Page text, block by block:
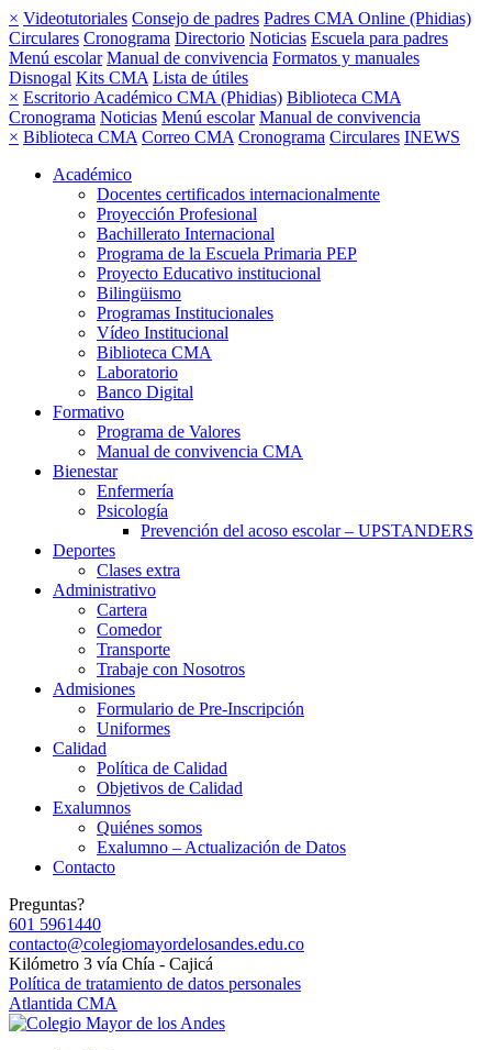
× Videotutoriales Consejo de padres Padres CMA Online (Phidias)
Circulares Cronograma Directorio Noticias Escuela para padres
Menú escolar Manual de convivencia Formatos y manuales
Disnogal Kits CMA Lista de útiles
× Escritorio Académico CMA (Phidias) Biblioteca CMA
Cronograma Noticias Menú escolar Manual de convivencia
× Biblioteca CMA Correo CMA Cronograma Circulares INEWS
Académico
Docentes certificados internacionalmente
Proyección Profesional
Bachillerato Internacional
Programa de la Escuela Primaria PEP
Proyecto Educativo institucional
Bilingüismo
Programas Institucionales
Vídeo Institucional
Biblioteca CMA
Laboratorio
Banco Digital
Formativo
Programa de Valores
Manual de convivencia CMA
Bienestar
Enfermería
Psicología
Prevención del acoso escolar – UPSTANDERS
Deportes
Clases extra
Administrativo
Cartera
Comedor
Transporte
Trabaje con Nosotros
Admisiones
Formulario de Pre-Inscripción
Uniformes
Calidad
Política de Calidad
Objetivos de Calidad
Exalumnos
Quiénes somos
Exalumno – Actualización de Datos
Contacto
Preguntas?
601 5961440
contacto@colegiomayordelosandes.edu.co
Kilómetro 3 vía Chía - Cajicá
Política de tratamiento de datos personales
Atlantida CMA